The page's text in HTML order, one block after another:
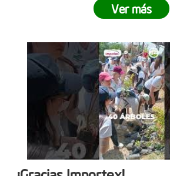
www.reddearboles.orgVer más